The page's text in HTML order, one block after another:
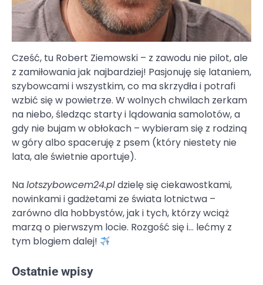
Cześć, tu Robert Ziemowski – z zawodu nie pilot, ale
z zamiłowania jak najbardziej! Pasjonuję się lataniem,
szybowcami i wszystkim, co ma skrzydła i potrafi
wzbić się w powietrze. W wolnych chwilach zerkam
na niebo, śledząc starty i lądowania samolotów, a
gdy nie bujam w obłokach – wybieram się z rodziną
w góry albo spaceruję z psem (który niestety nie
lata, ale świetnie aportuje).
Nalotszybowcem24.pldzielę się ciekawostkami,
nowinkami i gadżetami ze świata lotnictwa –
zarówno dla hobbystów, jak i tych, którzy wciąż
marzą o pierwszym locie. Rozgość się i… lećmy z
tym blogiem dalej!
Ostatnie wpisy